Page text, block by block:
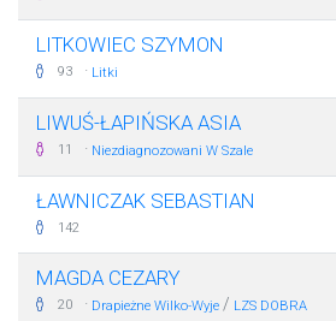
LITKOWIEC SZYMON
93 · Litki
LIWUŚ-ŁAPIŃSKA ASIA
11 · Niezdiagnozowani W Szale
ŁAWNICZAK SEBASTIAN
142
MAGDA CEZARY
20 · Drapieżne Wilko-Wyje / LZS DOBRA